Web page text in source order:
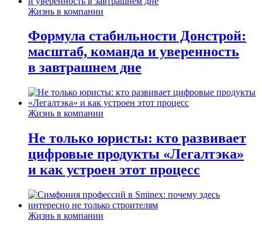
Жизнь в компании
Формула стабильности Донстрой:
масштаб, команда и уверенность
в завтрашнем дне
Жизнь в компании
Не только юристы: кто развивает
цифровые продукты «Легалтэка»
и как устроен этот процесс
Жизнь в компании